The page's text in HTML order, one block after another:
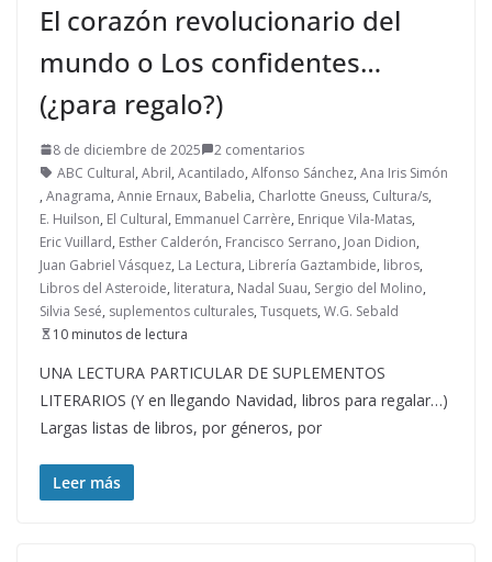
El corazón revolucionario del
mundo o Los confidentes…
(¿para regalo?)
8 de diciembre de 2025
2 comentarios
ABC Cultural, Abril, Acantilado, Alfonso Sánchez, Ana Iris Simón
, Anagrama, Annie Ernaux, Babelia, Charlotte Gneuss, Cultura/s,
E. Huilson, El Cultural, Emmanuel Carrère, Enrique Vila-Matas,
Eric Vuillard, Esther Calderón, Francisco Serrano, Joan Didion,
Juan Gabriel Vásquez, La Lectura, Librería Gaztambide, libros,
Libros del Asteroide, literatura, Nadal Suau, Sergio del Molino,
Silvia Sesé, suplementos culturales, Tusquets, W.G. Sebald
10 minutos de lectura
UNA LECTURA PARTICULAR DE SUPLEMENTOS
LITERARIOS (Y en llegando Navidad, libros para regalar…)
Largas listas de libros, por géneros, por
Leer más